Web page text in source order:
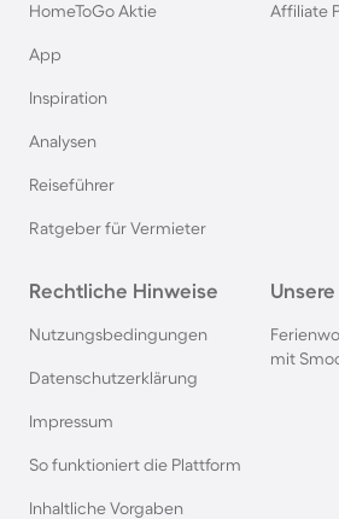
HomeToGo Aktie
App
Inspiration
Analysen
Reiseführer
Ratgeber für Vermieter
Affiliate
Rechtliche Hinweise
Nutzungsbedingungen
Datenschutzerklärung
Impressum
So funktioniert die Plattform
Inhaltliche Vorgaben
mit